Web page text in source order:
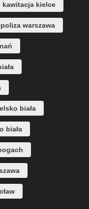
kawitacja kielce
warszawa
biała
biała